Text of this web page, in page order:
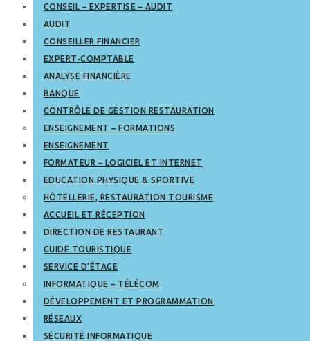
CONSEIL – EXPERTISE – AUDIT
AUDIT
CONSEILLER FINANCIER
EXPERT-COMPTABLE
ANALYSE FINANCIÈRE
BANQUE
CONTRÔLE DE GESTION RESTAURATION
ENSEIGNEMENT – FORMATIONS
ENSEIGNEMENT
FORMATEUR – LOGICIEL ET INTERNET
EDUCATION PHYSIQUE & SPORTIVE
HÔTELLERIE, RESTAURATION TOURISME
ACCUEIL ET RÉCEPTION
DIRECTION DE RESTAURANT
GUIDE TOURISTIQUE
SERVICE D’ÉTAGE
INFORMATIQUE – TÉLÉCOM
DÉVELOPPEMENT ET PROGRAMMATION
RÉSEAUX
SÉCURITÉ INFORMATIQUE